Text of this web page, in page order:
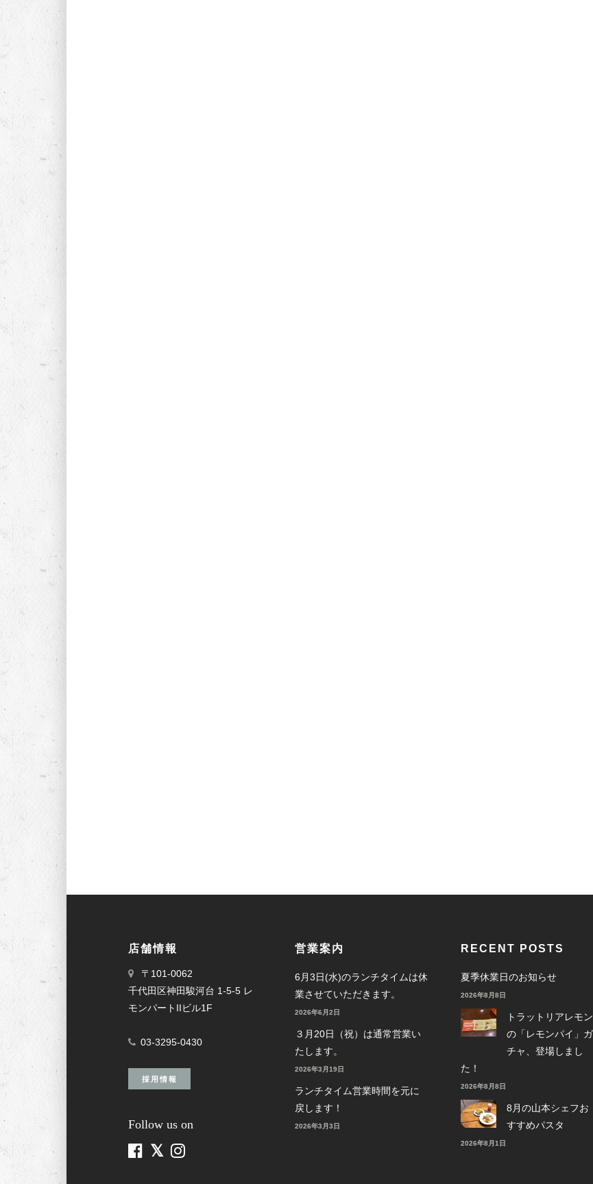
店舗情報
〒101-0062
千代田区神田駿河台 1-5-5 レ
モンパートIIビル1F
03-3295-0430
採用情報
Follow us on
営業案内
6月3日(水)のランチタイムは休
業させていただきます。
2026年6月2日
３月20日（祝）は通常営業い
たします。
2026年3月19日
ランチタイム営業時間を元に
戻します！
2026年3月3日
RECENT POSTS
夏季休業日のお知らせ
2026年8月8日
トラットリアレモン
の「レモンパイ」ガ
チャ、登場しまし
た！
2026年8月8日
8月の山本シェフお
すすめパスタ
2026年8月1日